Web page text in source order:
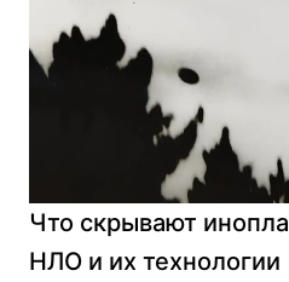
Что скрывают
НЛО и их технологии